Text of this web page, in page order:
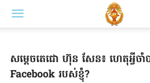
សម្តេចតេជោ ហ៊ុន សែន៖ ហេតុអ្វីចាំប
Facebook របស់ខ្ញុំ?